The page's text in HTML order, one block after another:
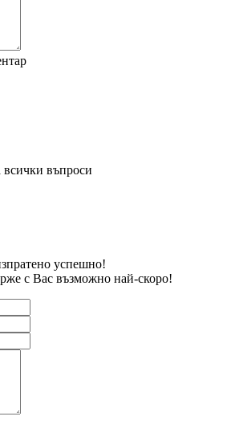
всички въпроси
успешно!
с Вас възможно най-скоро!